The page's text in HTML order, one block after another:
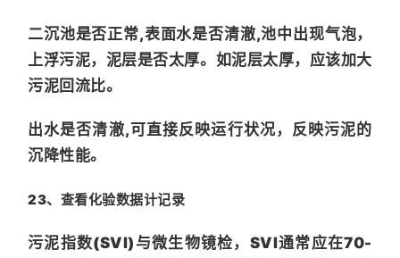
二沉池是否正常,表面水是否清澈,池中出现气泡，
上浮污泥，泥层是否太厚。如泥层太厚，应该加大
污泥回流比。
出水是否清澈,可直接反映运行状况，反映污泥的
沉降性能。
23、查看化验数据计记录
污泥指数(SVI)与微生物镜检，SVI通常应在70-